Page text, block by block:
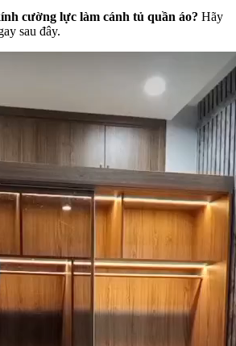
cường lực làm cánh tủ quần áo? Hãy
sau đây.